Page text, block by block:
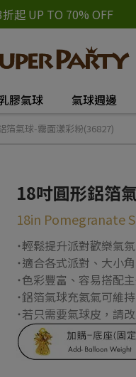
折起 UP TO 70% OFF
膠氣球 氣球週邊
箔氣球-霧面漾彩粉(36827)
18吋圓形鋁箔
18in Pomegranate
˙輕鬆提升派對歡樂氣氛
˙適合各式派對、大小
˙色彩豐富、容易搭配
˙鋁箔氣球充氦氣可維
˙若只需要氣球皮，請